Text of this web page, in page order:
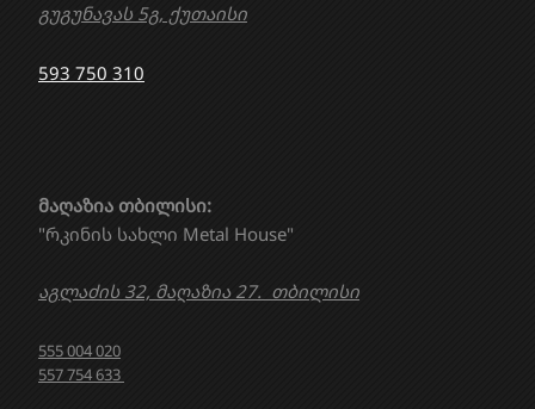
მაღაზია თბილისი:
"რკინის სახლი Metal House"
აგლაძის 32, მაღაზია 27. თბილისი
555 004 020
557 754 633
გუგუნავას 5გ, ქუთაისი
593 750 310